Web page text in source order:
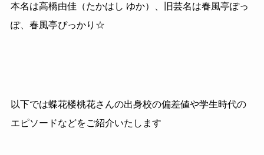
本名は高橋由佳（たかはし ゆか）、旧芸名は春風亭ぽっ
ぽ、春風亭ぴっかり☆
以下では蝶花楼桃花さんの出身校の偏差値や学生時代の
エピソードなどをご紹介いたします